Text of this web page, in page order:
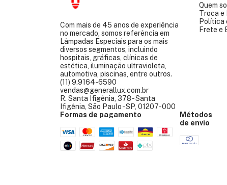
Com mais de 45 anos de experiência
no mercado, somos referência em
Lâmpadas Especiais para os mais
diversos segmentos, incluindo
hospitais, gráficas, clínicas de
estética, iluminação ultravioleta,
automotiva, piscinas, entre outros.
(11) 9.9164-6590
vendas@generallux.com.br
R. Santa Ifigênia, 378 - Santa
Ifigênia, São Paulo - SP, 01207-000
Quem
Troca e
Política
Frete e
Formas de pagamento
Métodos
de envio